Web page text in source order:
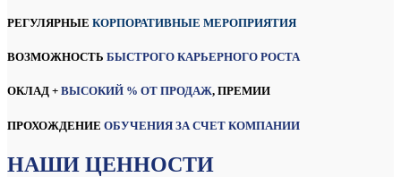
РЕГУЛЯРНЫЕ КОРПОРАТИВНЫЕ МЕРОПРИЯТИЯ
ВОЗМОЖНОСТЬ БЫСТРОГО КАРЬЕРНОГО РОСТА
ОКЛАД + ВЫСОКИЙ % ОТ ПРОДАЖ, ПРЕМИИ
ПРОХОЖДЕНИЕ ОБУЧЕНИЯ ЗА СЧЕТ КОМПАНИИ
НАШИ ЦЕННОСТИ